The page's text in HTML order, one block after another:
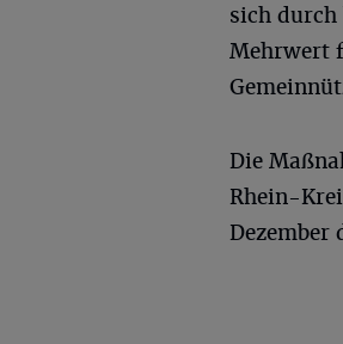
sich durch
Mehrwert
Die
Rhein-
Dezember